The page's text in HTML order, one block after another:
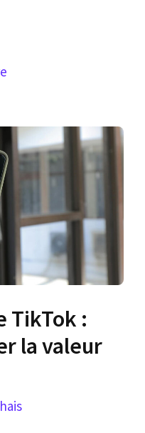
TikTok :
la valeur